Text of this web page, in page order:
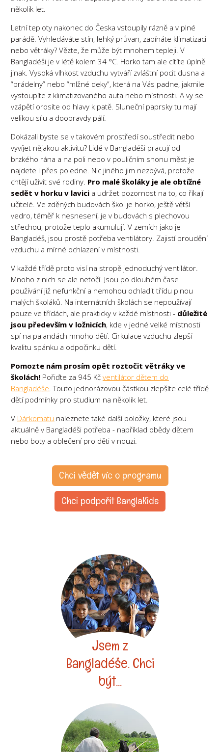
několik let.
Letní teploty nakonec do Česka vstoupily rázně a v plné
parádě. Vyhledáváte stín, lehký průvan, zapínáte klimatizaci
nebo větráky? Vězte, že může být mnohem tepleji. V
Bangladéši je v létě kolem 34 °C. Horko tam ale cítíte úplně
jinak. Vysoká vlhkost vzduchu vytváří zvláštní pocit dusna a
“prádelny” nebo “mlžné deky”, která na Vás padne, jakmile
vystoupíte z klimatizovaného auta nebo místnosti. A vy se
vzápětí orosíte od hlavy k patě. Sluneční paprsky tu mají
velikou sílu a doopravdy pálí.
Dokázali byste se v takovém prostředí soustředit nebo
vyvíjet nějakou aktivitu? Lidé v Bangladéši pracují od
brzkého rána a na poli nebo v pouličním shonu měst je
najdete i přes poledne. Nic jiného jim nezbývá, protože
chtějí uživit své rodiny. Pro malé školáky je ale obtížné
sedět v horku v lavici a udržet pozornost na to, co říkají
učitelé. Ve zděných budovách škol je horko, ještě větší
vedro, téměř k nesnesení, je v budovách s plechovou
střechou, protože teplo akumulují. V zemích jako je
Bangladéš, jsou prostě potřeba ventilátory. Zajistí proudění
vzduchu a mírné ochlazení v místnosti.
V každé třídě proto visí na stropě jednoduchý ventilátor.
Mnoho z nich se ale netočí. Jsou po dlouhém čase
používání již nefunkční a nemohou ochladit třídu plnou
malých školáků. Na internátních školách se nepoužívají
pouze ve třídách, ale prakticky v každé místnosti - důležité
jsou především v ložnicích, kde v jedné velké místnosti
spí na palandách mnoho dětí. Cirkulace vzduchu zlepší
kvalitu spánku a odpočinku dětí.
Pomozte nám prosím opět roztočit větráky ve
školách! Pořiďte za 945 Kčventilátor dětem do
Bangladéše. Touto jednorázovou částkou zlepšíte celé třídě
dětí podmínky pro studium na několik let.
V Dárkomatu naleznete také další položky, které jsou
aktuálně v Bangladéši potřeba - například obědy dětem
nebo boty a oblečení pro děti v nouzi.
Chci vědět víc o programu
Chci podpořit BanglaKids
Jsem z
Bangladéše. Chci
být...